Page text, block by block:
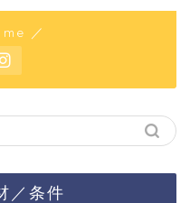
／
／条件